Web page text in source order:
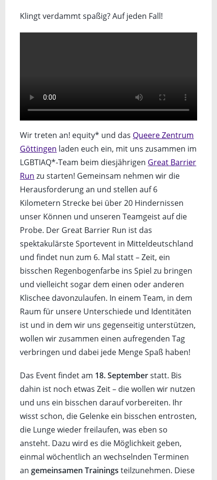
Klingt verdammt spaßig? Auf jeden Fall!
Wir treten an! equity* und das Queere Zentrum
Göttingen laden euch ein, mit uns zusammen im
LGBTIAQ*-Team beim diesjährigen Great Barrier
Run zu starten! Gemeinsam nehmen wir die
Herausforderung an und stellen auf 6
Kilometern Strecke bei über 20 Hindernissen
unser Können und unseren Teamgeist auf die
Probe. Der Great Barrier Run ist das
spektakulärste Sportevent in Mitteldeutschland
und findet nun zum 6. Mal statt – Zeit, ein
bisschen Regenbogenfarbe ins Spiel zu bringen
und vielleicht sogar dem einen oder anderen
Klischee davonzulaufen. In einem Team, in dem
Raum für unsere Unterschiede und Identitäten
ist und in dem wir uns gegenseitig unterstützen,
wollen wir zusammen einen aufregenden Tag
verbringen und dabei jede Menge Spaß haben!
Das Event findet am 18. Septemberstatt. Bis
dahin ist noch etwas Zeit – die wollen wir nutzen
und uns ein bisschen darauf vorbereiten. Ihr
wisst schon, die Gelenke ein bisschen entrosten,
die Lunge wieder freilaufen, was eben so
ansteht. Dazu wird es die Möglichkeit geben,
einmal wöchentlich an wechselnden Terminen
angemeinsamen Trainings teilzunehmen. Diese